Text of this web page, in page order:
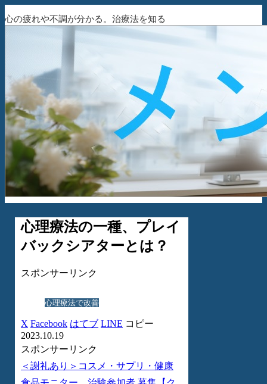
心の疲れや不調が分かる。治療法を知る
心理療法の一種、プレイ
バックシアターとは？
スポンサーリンク
心理療法で改善
X Facebook はてブ LINE コピー
2023.10.19
スポンサーリンク
＜謝礼あり＞コスメ・サプリ・健康